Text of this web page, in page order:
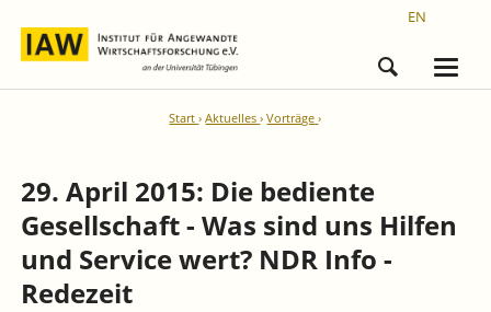
EN
Start Aktuelles Vorträge
29. April 2015: Die bediente
Gesellschaft - Was sind uns Hilfen
und Service wert? NDR Info -
Redezeit